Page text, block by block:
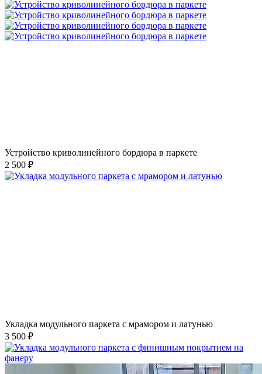
Устройство криволинейного бордюра в паркете
2 500 ₽
Укладка модульного паркета с мрамором и латунью
3 500 ₽